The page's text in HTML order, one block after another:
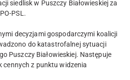
siedlisk w Puszczy Białowieskiej za
PSL.
decyzjami gospodarczymi koalicji
do katastrofalnej sytuacji
Puszczy Białowieskiej. Następuje
cennych z punktu widzenia